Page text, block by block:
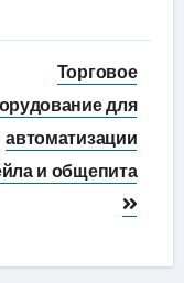
Торговое
для
автоматизации
и общепита